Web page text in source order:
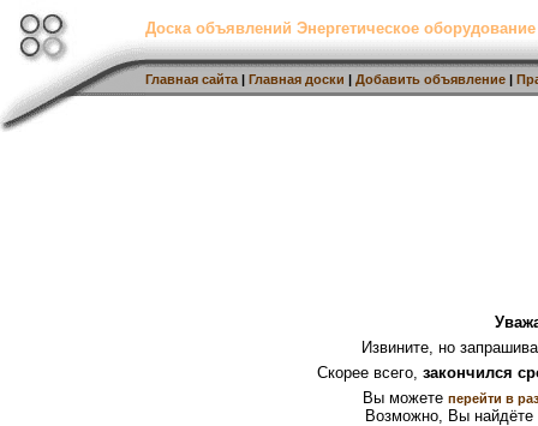
Доска объявлений Энергетическое
Главная сайта | Главная доски | Добавить объявление |
Извините, но
Скорее всего, закончился
Вы можете перейти в
Возможно, Вы найдёте